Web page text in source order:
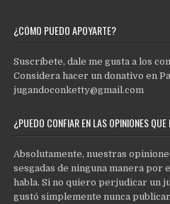
¿CÓMO PUEDO APOYARTE?
Suscríbete, dale me gusta a los
Considera hacer un donativo en
jugandoconketty@gmail.com
¿PUEDO CONFIAR EN LAS OPINIONES
Absolutamente, nuestras
sesgadas de ninguna manera por
habla. Si no quiero perjudicar un
gustó simplemente nunca